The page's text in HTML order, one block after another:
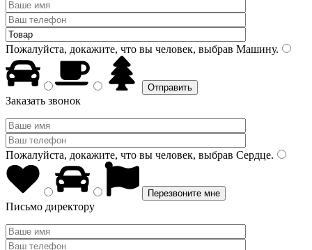
Пожалуйста, докажите, что вы человек, выбрав Машину.
Заказать звонок
Пожалуйста, докажите, что вы человек, выбрав Сердце.
Письмо директору